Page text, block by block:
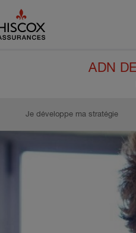
ADN
Je développe ma stratégie